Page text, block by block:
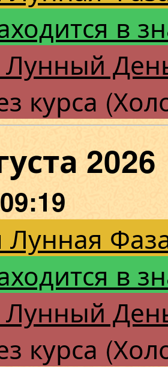
в
Лунный
курса
Лунная
в
Лунный
курса